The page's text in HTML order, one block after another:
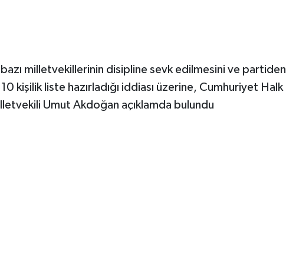
bazı milletvekillerinin disipline sevk edilmesini ve partiden
kişilik liste hazırladığı iddiası üzerine, Cumhuriyet Halk
Umut Akdoğan açıklamda bulundu